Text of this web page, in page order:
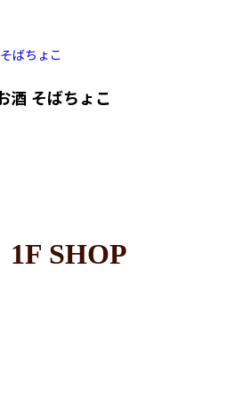
酒 そばちょこ
1F SHOP